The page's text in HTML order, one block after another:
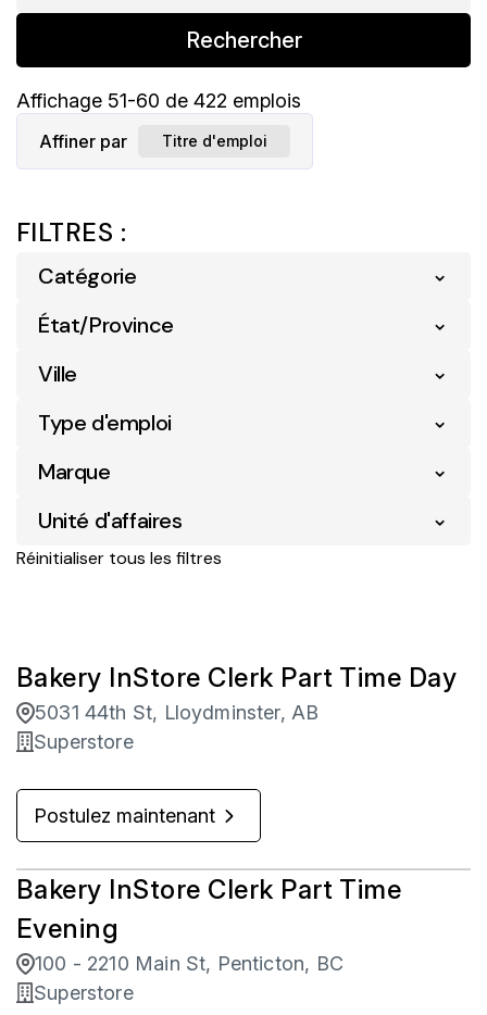
Rechercher
Affichage 51-60 de 422 emplois
Affiner par Titre d'emploi
FILTRES :
Catégorie
Détail
327
Logistique
Pharmacie
État/Province
Alberta
126
Colombie-Britannique
Ville
Abbotsford 2
Airdrie 3
Ajax 2
Burnaby 1
Calgary
Camrose
Type d'emploi
Entry Level 1
Marque
Superstore 422
Unité d'affaires
Pharmacie
Réinitialiser tous les filtres
Bakery InStore Clerk Part Time Day
5031 44th St, Lloydminster, AB
Superstore
Postulez maintenant
Bakery InStore Clerk Part Time
Evening
100 - 2210 Main St, Penticton, BC
Superstore